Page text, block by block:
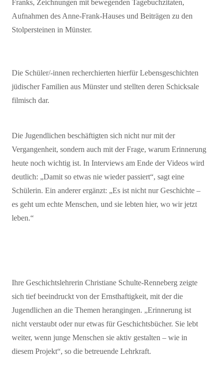
Franks, Zeichnungen mit bewegenden Tagebuchzitaten,
Aufnahmen des Anne-Frank-Hauses und Beiträgen zu den
Stolpersteinen in Münster.
Die Schüler/-innen recherchierten hierfür Lebensgeschichten
jüdischer Familien aus Münsterund stellten deren Schicksale
filmisch dar.
Die Jugendlichen beschäftigten sich nicht nur mit der
Vergangenheit, sondern auch mit der Frage, warum Erinnerung
heute noch wichtig ist. In Interviews am Ende der Videos wird
deutlich: „Damit so etwas nie wieder passiert“, sagt eine
Schülerin. Ein anderer ergänzt: „Es ist nicht nur Geschichte –
es geht um echte Menschen, und sie lebten hier, wo wir jetzt
leben.“
Ihre Geschichtslehrerin Christiane Schulte-Renneberg zeigte
sich tief beeindruckt von der Ernsthaftigkeit, mit der die
Jugendlichen an die Themen herangingen. „Erinnerung ist
nicht verstaubt oder nur etwas für Geschichtsbücher. Sie lebt
weiter, wenn junge Menschen sie aktiv gestalten – wie in
diesem Projekt“, so die betreuende Lehrkraft.